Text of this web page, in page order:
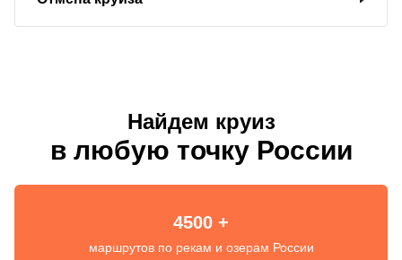
Найдем круиз
в любую точку России
4500 +
маршрутов по рекам и озерам России